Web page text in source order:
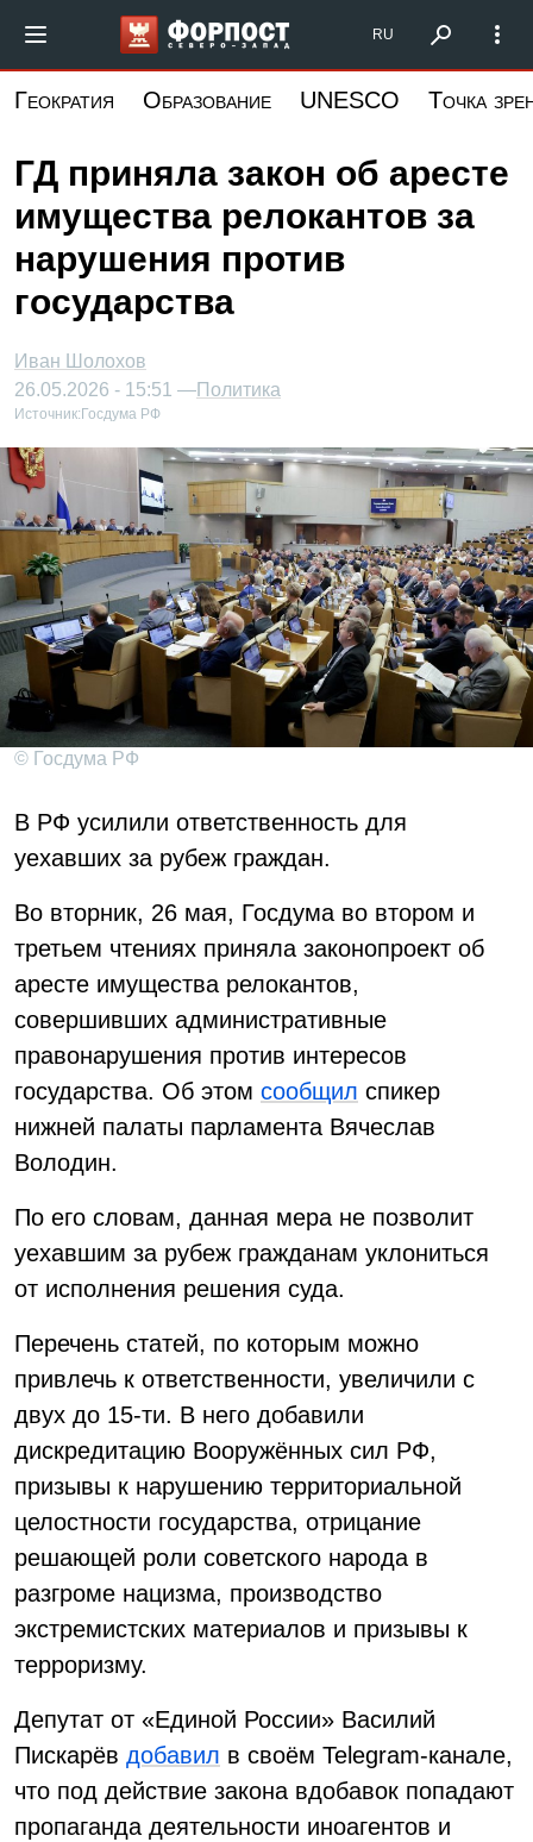
основному
Форпост Северо-Запад
RU
Геократия Образование UNESCO Точка
ГД приняла закон об аресте
имущества релокантов за
нарушения против
государства
Иван Шолохов
26.05.2026 - 15:51 —Политика
Источник: Госдума РФ
© Госдума РФ
В РФ усилили ответственность для
уехавших за рубеж граждан.
Во вторник, 26 мая, Госдума во втором и
третьем чтениях приняла законопроект об
аресте имущества релокантов,
совершивших административные
правонарушения против интересов
государства. Об этом сообщил спикер
нижней палаты парламента Вячеслав
Володин.
По его словам, данная мера не позволит
уехавшим за рубеж гражданам уклониться
от исполнения решения суда.
Перечень статей, по которым можно
привлечь к ответственности, увеличили с
двух до 15-ти. В него добавили
дискредитацию Вооружённых сил РФ,
призывы к нарушению территориальной
целостности государства, отрицание
решающей роли советского народа в
разгроме нацизма, производство
экстремистских материалов и призывы к
терроризму.
Депутат от «Единой России» Василий
Пискарёв добавил в своём Telegram-канале,
что под действие закона вдобавок попадают
пропаганда деятельности иноагентов и